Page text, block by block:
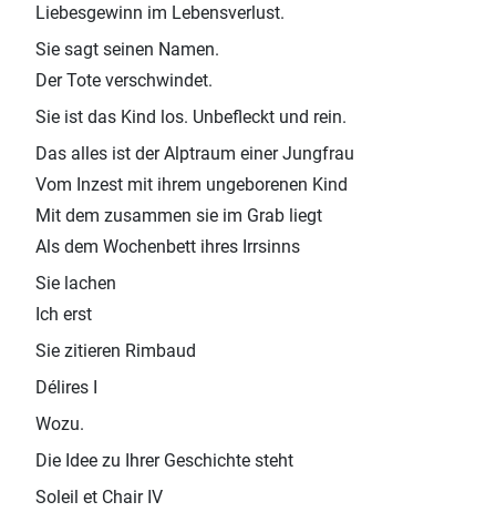
Liebesgewinn im Lebensverlust.
Sie sagt seinen Namen.
Der Tote verschwindet.
Sie ist das Kind los. Unbefleckt und rein.
Das alles ist der Alptraum einer Jungfrau
Vom Inzest mit ihrem ungeborenen Kind
Mit dem zusammen sie im Grab liegt
Als dem Wochenbett ihres Irrsinns
Sie lachen
Ich erst
Sie zitieren Rimbaud
Délires I
Wozu.
Die Idee zu Ihrer Geschichte steht
Soleil et Chair IV